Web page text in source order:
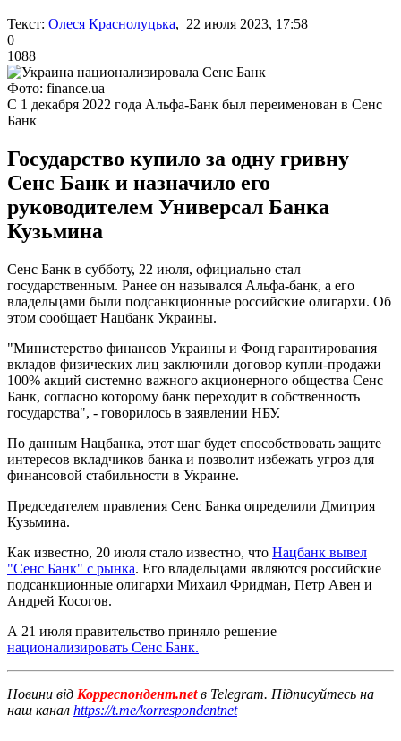
Текст: Олеся Краснолуцька, 22 июля 2023, 17:58
0
1088
Фото: finance.ua
С 1 декабря 2022 года Альфа-Банк был переименован в Сенс
Банк
Государство купило за одну гривну
Сенс Банк и назначило его
руководителем Универсал Банка
Кузьмина
Сенс Банк в субботу, 22 июля, официально стал
государственным. Ранее он назывался Альфа-банк, а его
владельцами были подсанкционные российские олигархи. Об
этом сообщает Нацбанк Украины.
"Министерство финансов Украины и Фонд гарантирования
вкладов физических лиц заключили договор купли-продажи
100% акций системно важного акционерного общества Сенс
Банк, согласно которому банк переходит в собственность
государства", - говорилось в заявлении НБУ.
По данным Нацбанка, этот шаг будет способствовать защите
интересов вкладчиков банка и позволит избежать угроз для
финансовой стабильности в Украине.
Председателем правления Сенс Банка определили Дмитрия
Кузьмина.
Как известно, 20 июля стало известно, что Нацбанк вывел
"Сенс Банк" с рынка. Его владельцами являются российские
подсанкционные олигархи Михаил Фридман, Петр Авен и
Андрей Косогов.
А 21 июля правительство приняло решение
национализировать Сенс Банк.
Новини від Корреспондент.netв Telegram. Підписуйтесь на
наш канал https://t.me/korrespondentnet